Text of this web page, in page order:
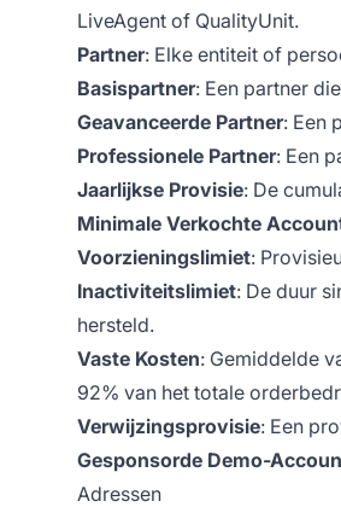
LiveAgent of QualityUnit.
Partner: Elke entiteit of
Basispartner: Een partner
Geavanceerde Partner: Een
Professionele Partner: Een
Jaarlijkse Provisie: De
Minimale Verkochte
Voorzieningslimiet:
Inactiviteitslimiet: De duur
hersteld.
Vaste Kosten: Gemiddelde
92% van het totale
Verwijzingsprovisie: Een
Gesponsorde Demo-
Adressen